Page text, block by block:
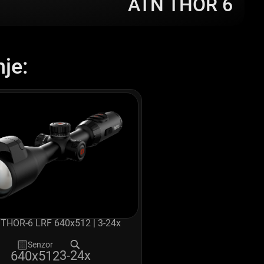
ATN THOR 6
6 LRF 640x512 | 3-24x
Senzor
640x5123-24x